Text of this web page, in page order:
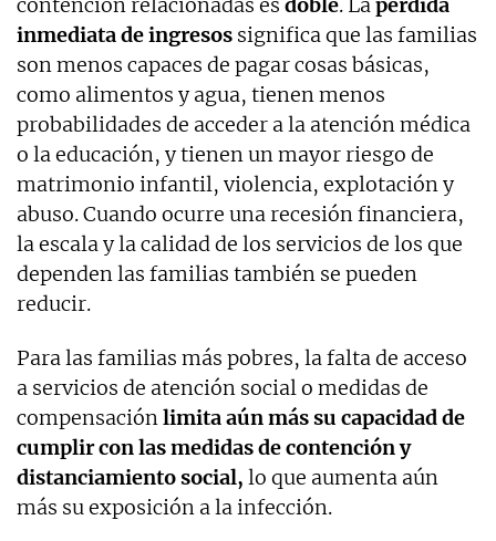
inmediata de ingresos significa que las familias
son menos capaces de pagar cosas básicas,
como alimentos y agua, tienen menos
probabilidades de acceder a la atención médica
o la educación, y tienen un mayor riesgo de
matrimonio infantil, violencia, explotación y
abuso. Cuando ocurre una recesión financiera,
la escala y la calidad de los servicios de los que
dependen las familias también se pueden
reducir.
Para las familias más pobres, la falta de acceso
a servicios de atención social o medidas de
compensaciónlimita aún más su capacidad de
cumplir con las medidas de contención y
distanciamiento social, lo que aumenta aún
más su exposición a la infección.